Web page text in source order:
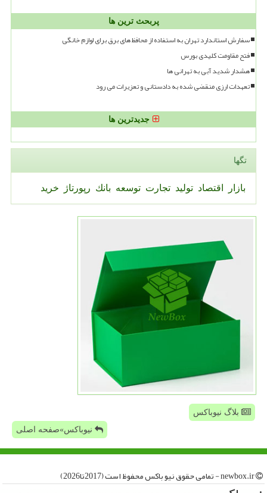
پربحث ترین ها
سفارش استاندارد تهران به استفاده از محافظ های برق برای لوازم خانگی
فتح مقاومت کلیدی بورس
هشدار شدید آبی به تهرانی ها
تعهدات ارزی منقضی شده به دادستانی و تعزیرات می رود
جدیدترین ها
تگها
بازار اقتصاد تولید تجارت توسعه بانك رپورتاژ خرید
بلاگ نیوباکس
نیوباکس»صفحه اصلی